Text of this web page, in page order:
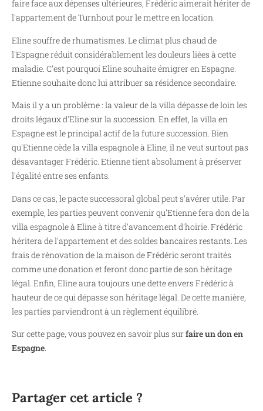
faire face aux dépenses ultérieures, Frédéric aimerait hériter de
l'appartement de Turnhout pour le mettre en location.
Eline souffre de rhumatismes. Le climat plus chaud de
l'Espagne réduit considérablement les douleurs liées à cette
maladie. C'est pourquoi Eline souhaite émigrer en Espagne.
Etienne souhaite donc lui attribuer sa résidence secondaire.
Mais il y a un problème : la valeur de la villa dépasse de loin les
droits légaux d'Eline sur la succession. En effet, la villa en
Espagne est le principal actif de la future succession. Bien
qu'Etienne cède la villa espagnole à Eline, il ne veut surtout pas
désavantager Frédéric. Etienne tient absolument à préserver
l'égalité entre ses enfants.
Dans ce cas, le pacte successoral global peut s'avérer utile. Par
exemple, les parties peuvent convenir qu'Etienne fera don de la
villa espagnole à Eline à titre d'avancement d'hoirie. Frédéric
héritera de l'appartement et des soldes bancaires restants. Les
frais de rénovation de la maison de Frédéric seront traités
comme une donation et feront donc partie de son héritage
légal. Enfin, Eline aura toujours une dette envers Frédéric à
hauteur de ce qui dépasse son héritage légal. De cette manière,
les parties parviendront à un règlement équilibré.
Sur cette page, vous pouvez en savoir plus surfaire un don en
Espagne.
Partager cet article ?